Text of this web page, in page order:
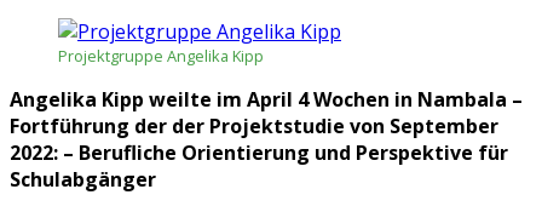
Projektgruppe Angelika Kipp
Angelika Kipp weilte im April 4 Wochen in Nambala –
Fortführung der der Projektstudie von September
2022: – Berufliche Orientierung und Perspektive für
Schulabgänger